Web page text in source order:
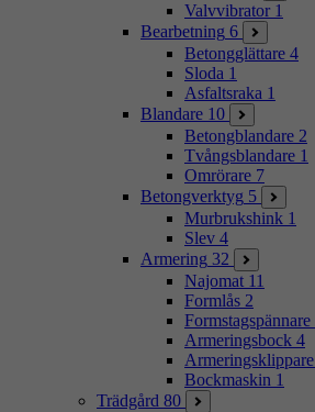
Valvvibrator 1
Bearbetning 6
Betongglättare 4
Sloda 1
Asfaltsraka 1
Blandare 10
Betongblandare 2
Tvångsblandare 1
Omrörare 7
Betongverktyg 5
Murbrukshink 1
Slev 4
Armering 32
Najomat 11
Formlås 2
Formstagspännare
Armeringsbock 4
Armeringsklippare
Bockmaskin 1
Trädgård 80